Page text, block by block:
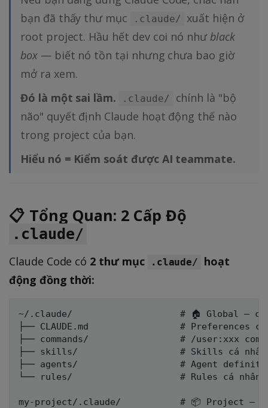
bạn đã thấy thư mục
.claude/
xuất hiện ở
root project. Hầu hết dev coi nó nhưblack
box— biết nó tồn tại nhưng chưa bao giờ
mở ra xem.
Đó là một sai lầm.
.claude/
chính là "bộ
não" quyết định Claude hoạt động thế nào
trong project của bạn.
Hiểu nó = Kiểm soát được AI teammate.
📋 Tổng Quan: 2 Cấp Độ
.claude/
Claude Code có 2 thư mục .claude/
hoạt
động đồng thời:
~/.claude/                    # 🏠 Global — cá
├── CLAUDE.md                 # Preferences cá
├── commands/                 # /user:xxx
├── skills/                   # Skills cá nhân
├── agents/                   # Agent
└── rules/                    # Rules cá nhân
my-project/.claude/           # 📦 Project —